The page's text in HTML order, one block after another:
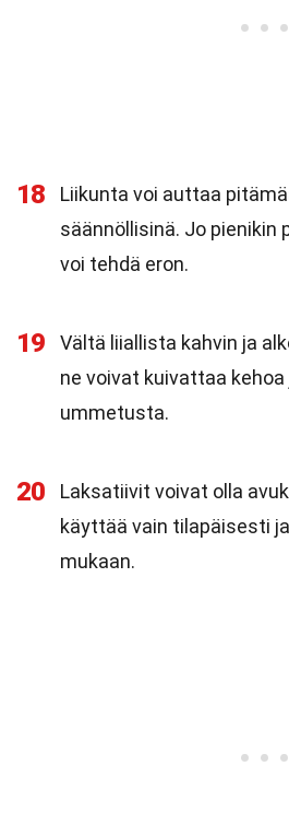
18
Liikunta voi auttaa
säännöllisinä. Jo pienikin
voi tehdä eron.
19
Vältä liiallista kahvin ja
ne voivat kuivattaa
ummetusta.
20
Laksatiivit voivat olla
käyttää vain tilapäisesti
mukaan.